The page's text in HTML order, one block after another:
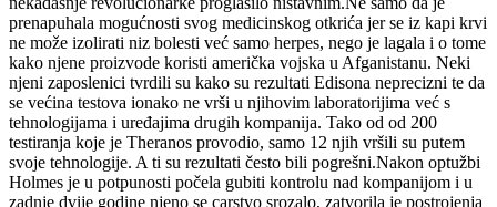
prenapuhala mogućnosti svog medicinskog otkrića jer se iz kapi krvi
ne može izolirati niz bolesti već samo herpes, nego je lagala i o tome
kako njene proizvode koristi američka vojska u Afganistanu. Neki
njeni zaposlenici tvrdili su kako su rezultati Edisona neprecizni te da
se većina testova ionako ne vrši u njihovim laboratorijima već s
tehnologijama i uređajima drugih kompanija. Tako od od 200
testiranja koje je Theranos provodio, samo 12 njih vršili su putem
svoje tehnologije. A ti su rezultati često bili pogrešni.Nakon optužbi
Holmes je u potpunosti počela gubiti kontrolu nad kompanijom i u
zadnje dvije godine njeno se carstvo srozalo, zatvorila je postrojenja